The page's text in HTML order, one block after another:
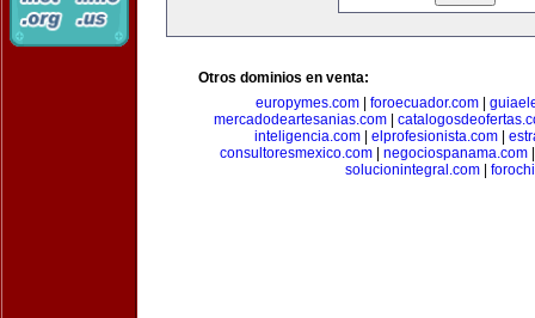
Otros dominios en venta:
europymes.com| foroecuador.com|
mercadodeartesanias.com
inteligencia.com| elprofesionista.com|
consultoresmexico.com| negociospanama.com
solucionintegral.com|